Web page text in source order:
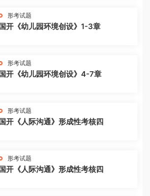
形考试题
开《幼儿园环境创设》1-3章
形考试题
开《幼儿园环境创设》4-7章
形考试题
开《人际沟通》形成性考核四
形考试题
开《人际沟通》形成性考核四